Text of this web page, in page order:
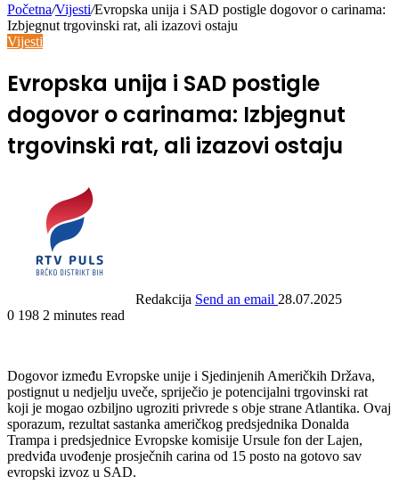
Početna/Vijesti/Evropska unija i SAD postigle dogovor o carinama:
Izbjegnut trgovinski rat, ali izazovi ostaju
Vijesti
Evropska unija i SAD postigle
dogovor o carinama: Izbjegnut
trgovinski rat, ali izazovi ostaju
Redakcija Send an email 28.07.2025
0 198 2 minutes read
Dogovor između Evropske unije i Sjedinjenih Američkih Država,
postignut u nedjelju uveče, spriječio je potencijalni trgovinski rat
koji je mogao ozbiljno ugroziti privrede s obje strane Atlantika. Ovaj
sporazum, rezultat sastanka američkog predsjednika Donalda
Trampa i predsjednice Evropske komisije Ursule fon der Lajen,
predviđa uvođenje prosječnih carina od 15 posto na gotovo sav
evropski izvoz u SAD.